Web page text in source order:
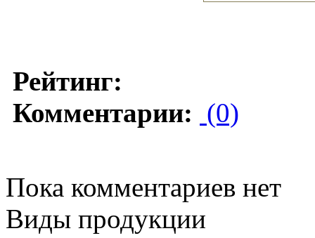
Рейтинг:
Комментарии: (0)
Пока комментариев нет
Виды продукции